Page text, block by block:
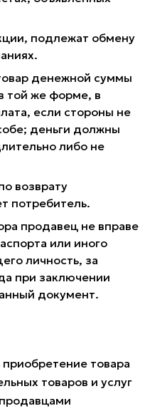
подлежат обмену
денежной суммы
той же форме, в
если стороны не
деньги должны
либо не
возврату
потребитель.
продавец не вправе
или иного
личность, за
при заключении
документ.
товара
товаров и услуг